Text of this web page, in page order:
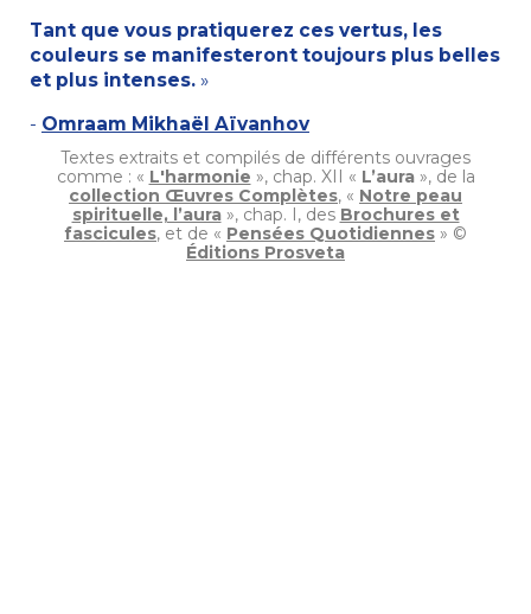
Tant que vous pratiquerez ces vertus, les
couleurs se manifesteront toujours plus belles
et plus intenses. »
- Omraam Mikhaël Aïvanhov
Textes extraits et compilés de différents ouvrages
comme : « L'harmonie », chap. XII « L’aura», de la
collection Œuvres Complètes, « Notre peau
spirituelle, l’aura», chap. I, des Brochures et
fascicules, et de « Pensées Quotidiennes » ©
Éditions Prosveta